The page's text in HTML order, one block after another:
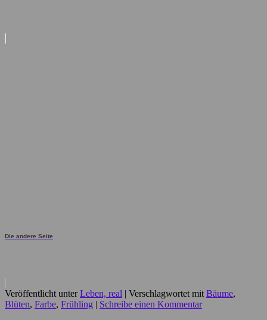
Die andere Seite
Veröffentlicht unter Leben, real | Verschlagwortet mit Bäume,
Blüten, Farbe, Frühling | Schreibe einen Kommentar